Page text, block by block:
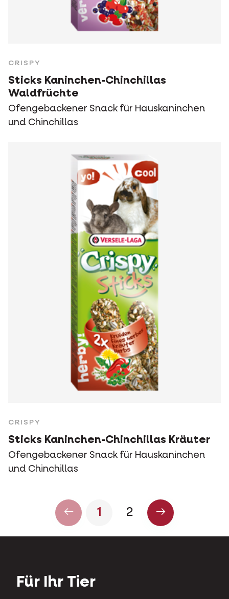
CRISPY
Sticks Kaninchen-Chinchillas
Waldfrüchte
Ofengebackener Snack für Hauskaninchen
und Chinchillas
CRISPY
Sticks Kaninchen-Chinchillas Kräuter
Ofengebackener Snack für Hauskaninchen
und Chinchillas
1 2
Für Ihr Tier